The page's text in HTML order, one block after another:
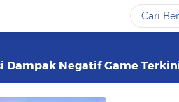
Dampak Negatif Game